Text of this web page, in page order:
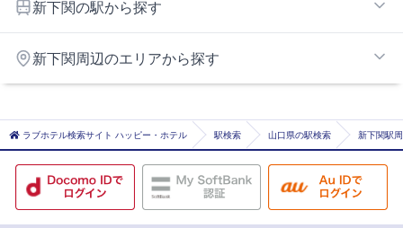
下関市北部エリア
新下関の駅から探す
吉見
新下関
幡生
新下関周辺のエリアから探す
ラブホテル検索サイト ハッピー・ホテル 駅検索 山口県の駅検索 新下関駅